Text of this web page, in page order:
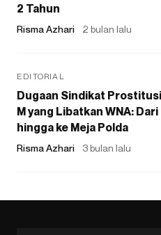
2 Tahun
Risma Azhari 2 bulan lalu
EDITORIAL
Dugaan Sindikat
M yang Libatkan WNA:
hingga ke Meja Polda
Risma Azhari 3 bulan lalu